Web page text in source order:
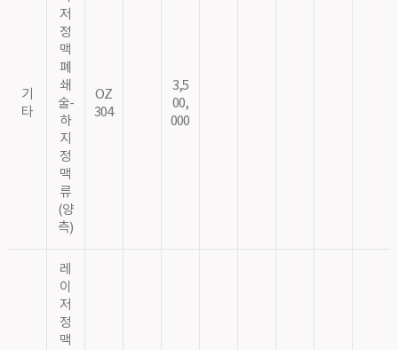
기
타
저
정
맥
폐
쇄
술-
하
지
정
맥
류
(양
측)
OZ
304
3,5
00,
000
레
이
저
정
맥